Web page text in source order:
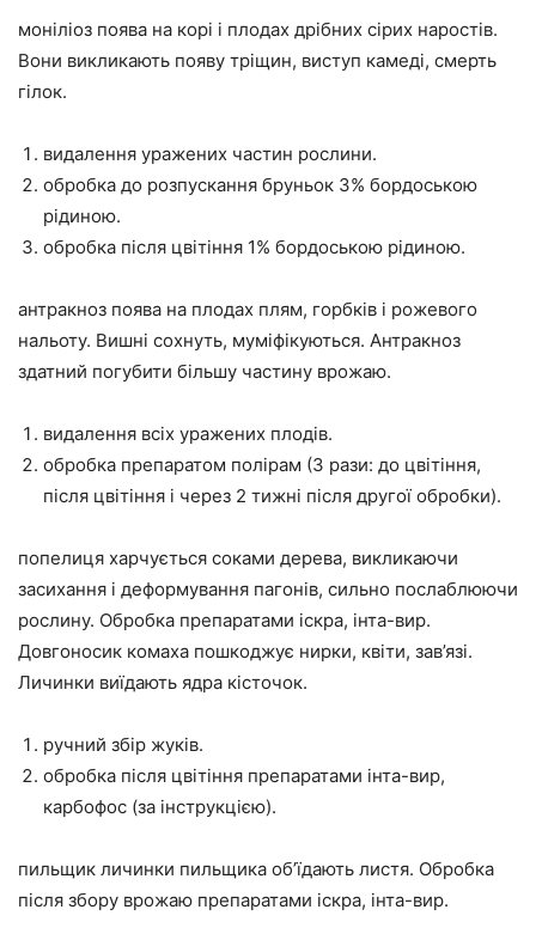
моніліоз поява на корі і плодах дрібних сірих наростів.
Вони викликають появу тріщин, виступ камеді, смерть
гілок.
видалення уражених частин рослини.
обробка до розпускання бруньок 3% бордоською
рідиною.
обробка після цвітіння 1% бордоською рідиною.
антракноз поява на плодах плям, горбків і рожевого
нальоту. Вишні сохнуть, муміфікуються. Антракноз
здатний погубити більшу частину врожаю.
видалення всіх уражених плодів.
обробка препаратом полірам (3 рази: до цвітіння,
після цвітіння і через 2 тижні після другої обробки).
попелиця харчується соками дерева, викликаючи
засихання і деформування пагонів, сильно послаблюючи
рослину. Обробка препаратами іскра, інта-вир.
Довгоносик комаха пошкоджує нирки, квіти, зав’язі.
Личинки виїдають ядра кісточок.
ручний збір жуків.
обробка після цвітіння препаратами інта-вир,
карбофос (за інструкцією).
пильщик личинки пильщика об’їдають листя. Обробка
після збору врожаю препаратами іскра, інта-вир.